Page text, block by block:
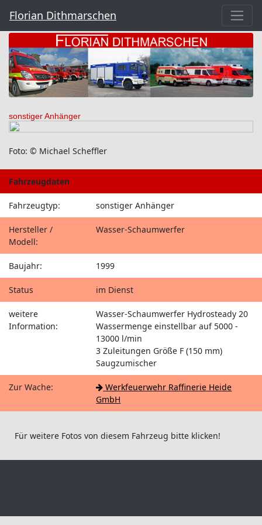
Florian Dithmarschen
sonstiger Anhänger
Foto: © Michael Scheffler
Fahrzeugdaten
Fahrzeugtyp: sonstiger Anhänger
Hersteller /
Modell:
Wasser-Schaumwerfer
Baujahr: 1999
Status im Dienst
weitere
Information:
Wasser-Schaumwerfer Hydrosteady 20
Wassermenge einstellbar auf 5000 -
13000 l/min
3 Zuleitungen Größe F (150 mm)
Saugzumischer
Zur Wache:
Werkfeuerwehr Raffinerie Heide
GmbH
Für weitere Fotos von diesem Fahrzeug bitte klicken!